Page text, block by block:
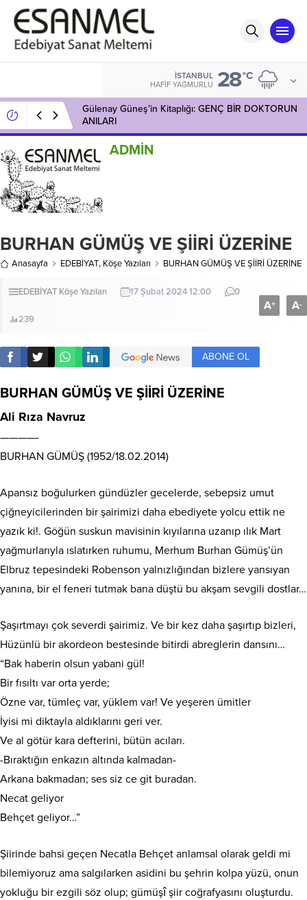
İSTANBUL
HAFIF YAĞMURLU 28°C
Gülenay Güneş’in Kitaplığı: GENÇ BİR DOKTORUN
ANILARI
ADMİN
BURHAN GÜMÜŞ VE ŞİİRİ ÜZERİNE
Anasayfa EDEBİYAT, Köşe Yazıları BURHAN GÜMÜŞ VE ŞİİRİ ÜZERİNE
EDEBİYAT Köşe Yazıları 17 Şubat 2024 12:00 0
239
A+ A-
ABONE OL
BURHAN GÜMÜŞ VE ŞİİRİ ÜZERİNE
Ali Rıza Navruz
————-
BURHAN GÜMÜŞ (1952/18.02.2014)
Apansız boğulurken gündüzler gecelerde, sebepsiz umut
çiğneyicilerinden bir şairimizi daha ebediyete yolcu ettik ne
yazık ki!. Göğün suskun mavisinin kıyılarına uzanıp ılık Mart
yağmurlarıyla ıslatırken ruhumu, Merhum Burhan Gümüş’ün
Elbruz tepesindeki Robenson yalnızlığından bizlere yansıyan
yanına, bir el feneri tutmak bana düştü bu akşam sevgili dostlar…
Şaşırtmayı çok severdi şairimiz. Ve bir kez daha şaşırtıp bizleri,
Hüzünlü bir akordeon bestesinde bitirdi abreglerin dansını…
“Bak haberin olsun yabani gül!
Bir fısıltı var orta yerde;
Özne var, tümleç var, yüklem var! Ve yeşeren ümitler
İyisi mi diktayla aldıklarını geri ver.
Ve al götür kara defterini, bütün acıları.
-Bıraktığın enkazın altında kalmadan-
Arkana bakmadan; ses siz ce git buradan.
Necat geliyor
Behçet geliyor…”
Şiirinde bahsi geçen Necatla Behçet anlamsal olarak geldi mi
bilemiyoruz ama salgılarken asidini bu şehrin kolpa yüzü, onun
yokluğu bir ezgili söz olup; gümüşî şiir coğrafyasını oluşturdu.